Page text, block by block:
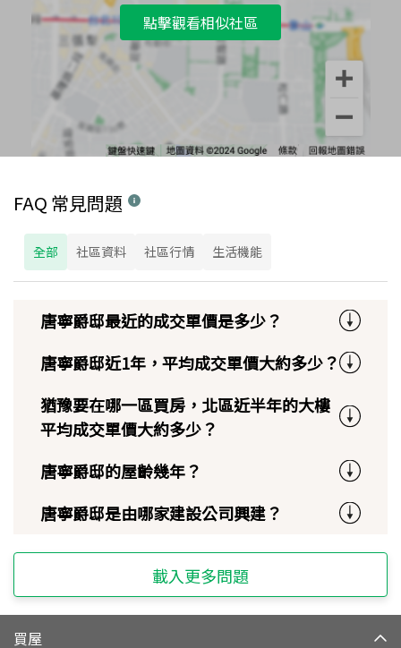
點擊觀看相似社區
FAQ 常見問題
全部 社區資料 社區行情 生活機能
唐寧爵邸最近的成交單價是多少？
唐寧爵邸近1年，平均成交單價大約多少？
猶豫要在哪一區買房，北區近半年的大樓
平均成交單價大約多少？
唐寧爵邸的屋齡幾年？
唐寧爵邸是由哪家建設公司興建？
載入更多問題
買屋